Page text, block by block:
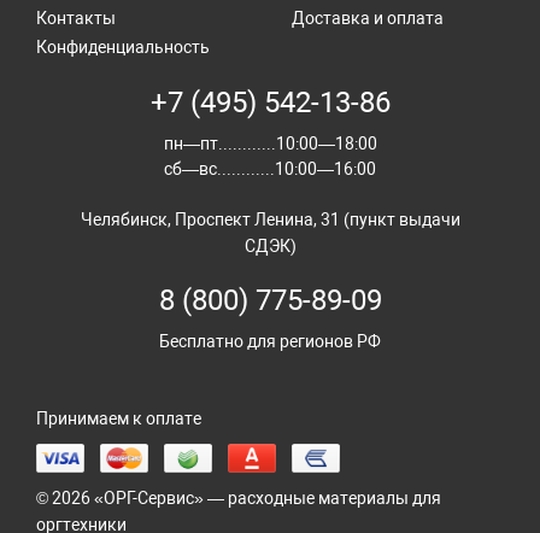
Контакты
Доставка и оплата
Конфиденциальность
+7 (495) 542-13-86
пн—пт............10:00—18:00
сб—вс............10:00—16:00
Челябинск, Проспект Ленина, 31 (пункт выдачи
СДЭК)
8 (800) 775-89-09
Бесплатно для регионов РФ
Принимаем к оплате
© 2026 «ОРГ-Сервис» — расходные материалы для
оргтехники